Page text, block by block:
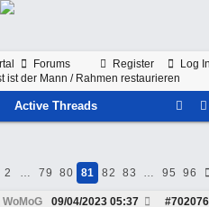
Register Log
Forums
ist der Mann / Rahmen restaurieren
Active Threads
2 … 79 80 81 82 83 … 95 96
WoMoG #702076
09/04/2023 05:37